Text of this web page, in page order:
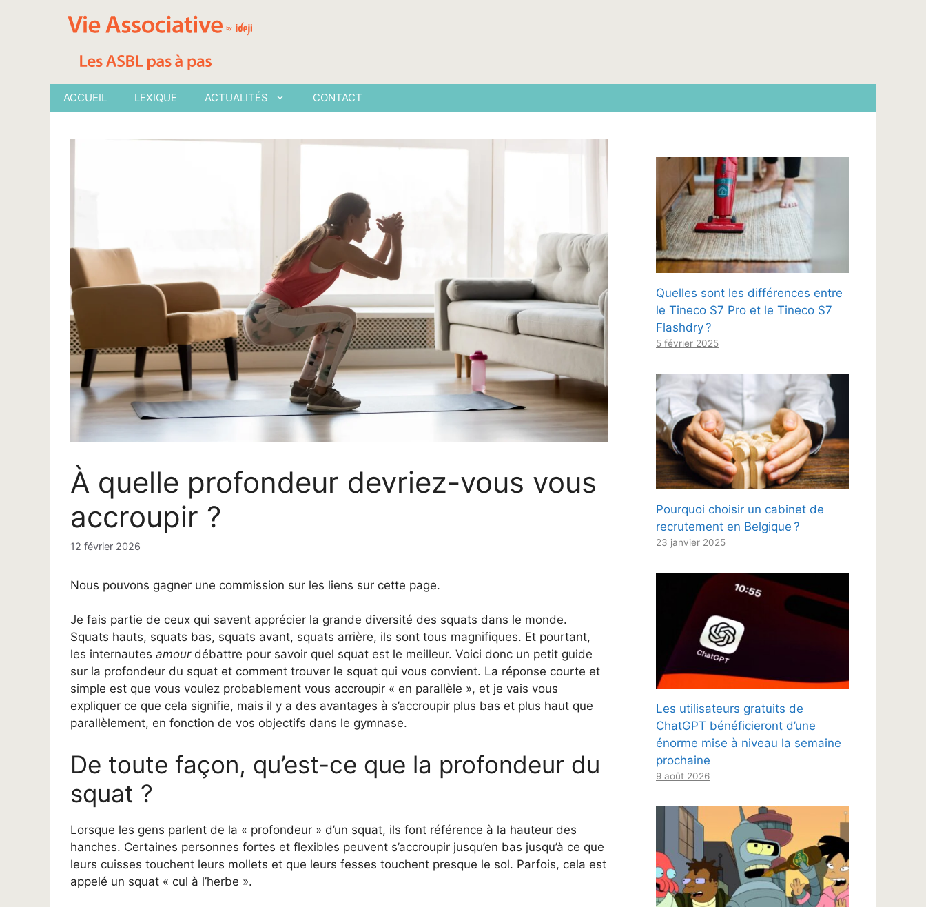
ACCUEIL LEXIQUE ACTUALITÉS CONTACT
À quelle profondeur devriez-vous vous
accroupir ?
12 février 2026
Nous pouvons gagner une commission sur les liens sur cette page.
Je fais partie de ceux qui savent apprécier la grande diversité des squats dans le monde.
Squats hauts, squats bas, squats avant, squats arrière, ils sont tous magnifiques. Et pourtant,
les internautes amourdébattre pour savoir quel squat est le meilleur. Voici donc un petit guide
sur la profondeur du squat et comment trouver le squat qui vous convient. La réponse courte et
simple est que vous voulez probablement vous accroupir « en parallèle », et je vais vous
expliquer ce que cela signifie, mais il y a des avantages à s’accroupir plus bas et plus haut que
parallèlement, en fonction de vos objectifs dans le gymnase.
De toute façon, qu’est-ce que la profondeur du
squat ?
Lorsque les gens parlent de la « profondeur » d’un squat, ils font référence à la hauteur des
hanches. Certaines personnes fortes et flexibles peuvent s’accroupir jusqu’en bas jusqu’à ce que
leurs cuisses touchent leurs mollets et que leurs fesses touchent presque le sol. Parfois, cela est
appelé un squat « cul à l’herbe ».
Quelles sont les différences entre
le Tineco S7 Pro et le Tineco S7
Flashdry ?
5 février 2025
Pourquoi choisir un cabinet de
recrutement en Belgique ?
23 janvier 2025
Les utilisateurs gratuits de
ChatGPT bénéficieront d’une
énorme mise à niveau la semaine
prochaine
9 août 2026